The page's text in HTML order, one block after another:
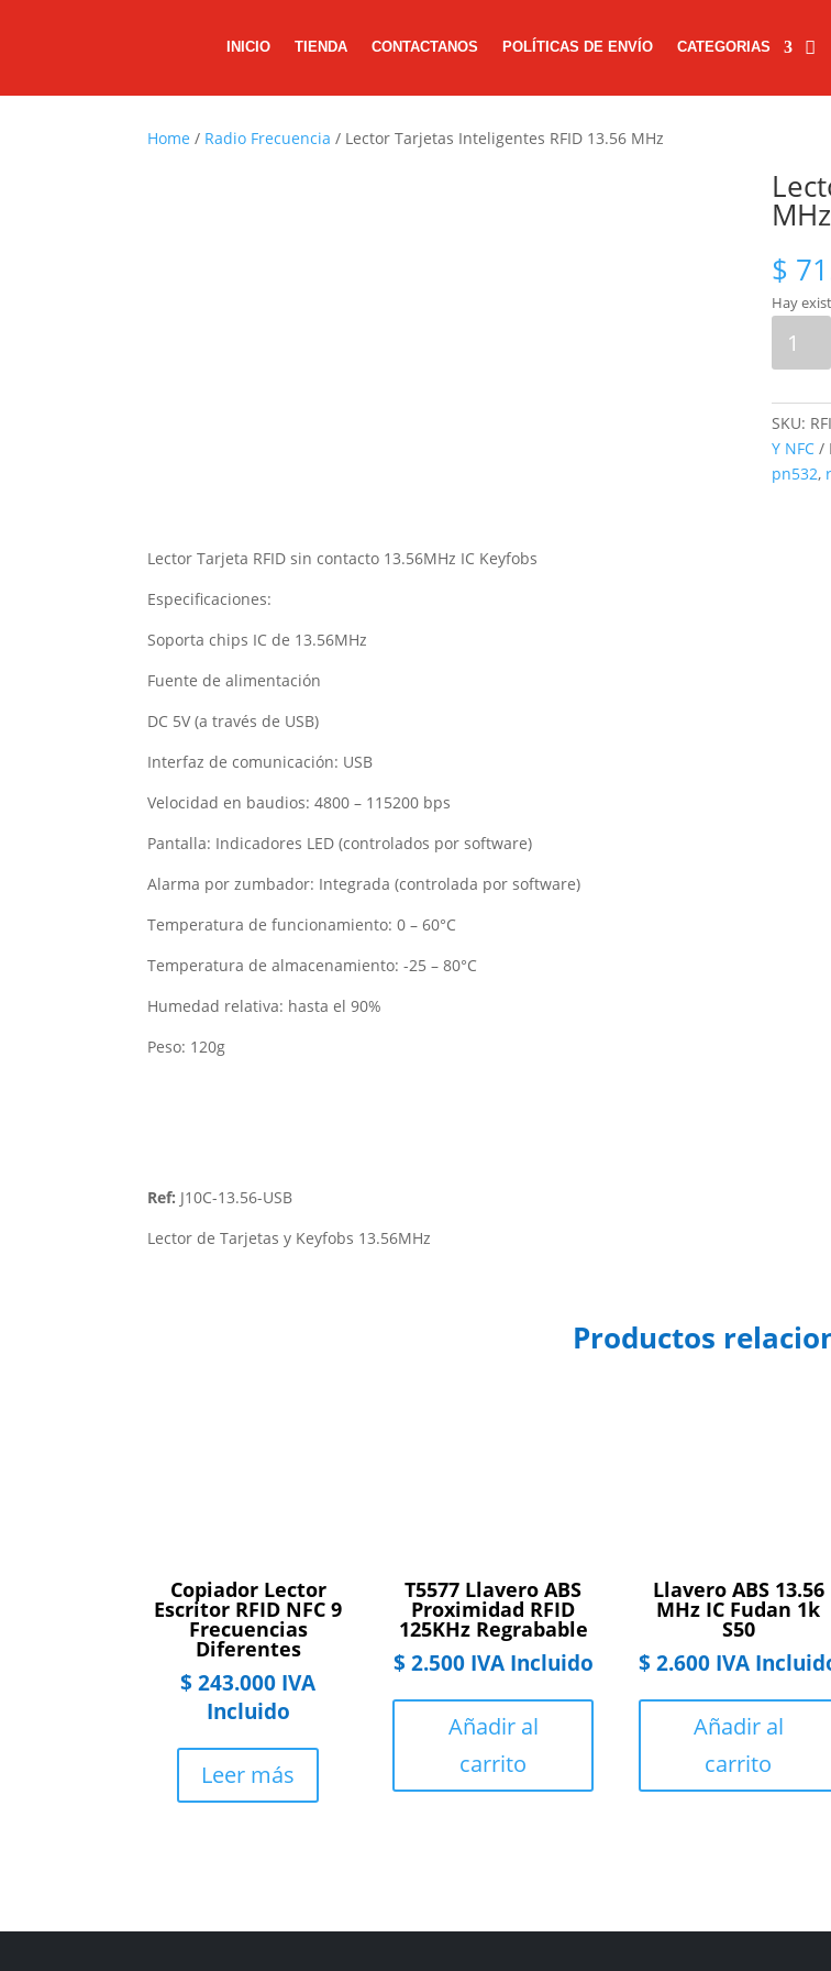
INICIO TIENDA CONTACTANOS POLÍTICAS DE ENVÍO CATEGORIAS
Home / Radio Frecuencia / Lector Tarjetas Inteligentes RFID 13.56 MHz
MHz
$
Hay
Tarjetas
RFID
13.56
MHz
SKU:
Y NFC
pn532,
Lector Tarjeta RFID sin contacto 13.56MHz IC Keyfobs
Especificaciones:
Soporta chips IC de 13.56MHz
Fuente de alimentación
DC 5V (a través de USB)
Interfaz de comunicación: USB
Velocidad en baudios: 4800 – 115200 bps
Pantalla: Indicadores LED (controlados por software)
Alarma por zumbador: Integrada (controlada por software)
Temperatura de funcionamiento: 0 – 60°C
Temperatura de almacenamiento: -25 – 80°C
Humedad relativa: hasta el 90%
Peso: 120g
Ref: J10C-13.56-USB
Lector de Tarjetas y Keyfobs 13.56MHz
Productos
Copiador Lector
Escritor RFID NFC 9
Frecuencias
Diferentes
$243.000 IVA
Incluido
Leer más
T5577 Llavero ABS
Proximidad RFID
125KHz Regrabable
$2.500 IVA Incluido
Añadir al
carrito
Llavero ABS 13.56
MHz IC Fudan 1k
S50
$2.600 IVA
Añadir al
carrito